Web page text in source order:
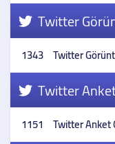
Twitter
1343 Twitter
Twitter
1151 Twitter Anket